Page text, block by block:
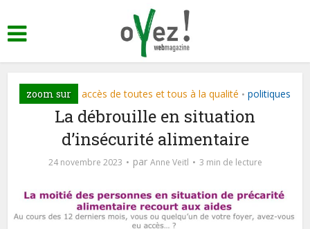
zoom sur accès de toutes et tous à la qualité • politiques
La débrouille en situation
d’insécurité alimentaire
24 novembre 2023 par Anne Veitl 3 min de lecture